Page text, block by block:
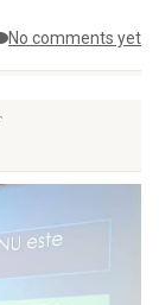
No comments yet